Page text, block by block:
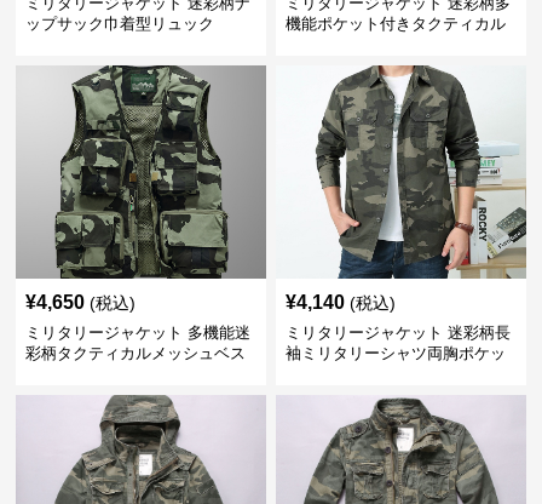
ップサック巾着型リュック
機能ポケット付きタクティカル
¥4,650 (税込)
ミリタリージャケット 多機能迷
彩柄タクティカルメッシュベス
¥4,140 (税込)
ミリタリージャケット 迷彩柄長
袖ミリタリーシャツ両胸ポケッ